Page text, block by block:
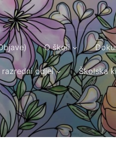
O školi
razredni odjel Školska